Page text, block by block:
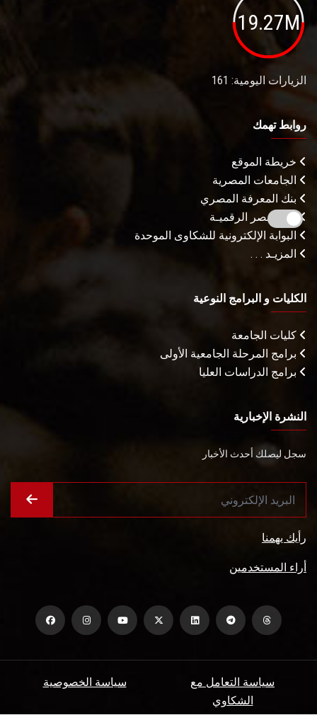
19.27M
الزيارات اليومية: 161
روابط تهمك
خريطة الموقع
الجامعات المصرية
بنك المعرفة المصري
بوابة مصر الرقميـة
البوابة الإلكترونية للشكاوى الموحدة
المزيـد . . .
الكليات و البرامج النوعية
كليات الجامعة
برامج المرحلة الجامعية الأولى
برامج الدراسات العليا
النشرة الإخبارية
سجل ليصلك أحدث الأخبار
رأيك يهمنا
أراء المستخدمين
سياسة الخصوصية
سياسة التعامل مع
الشكاوي